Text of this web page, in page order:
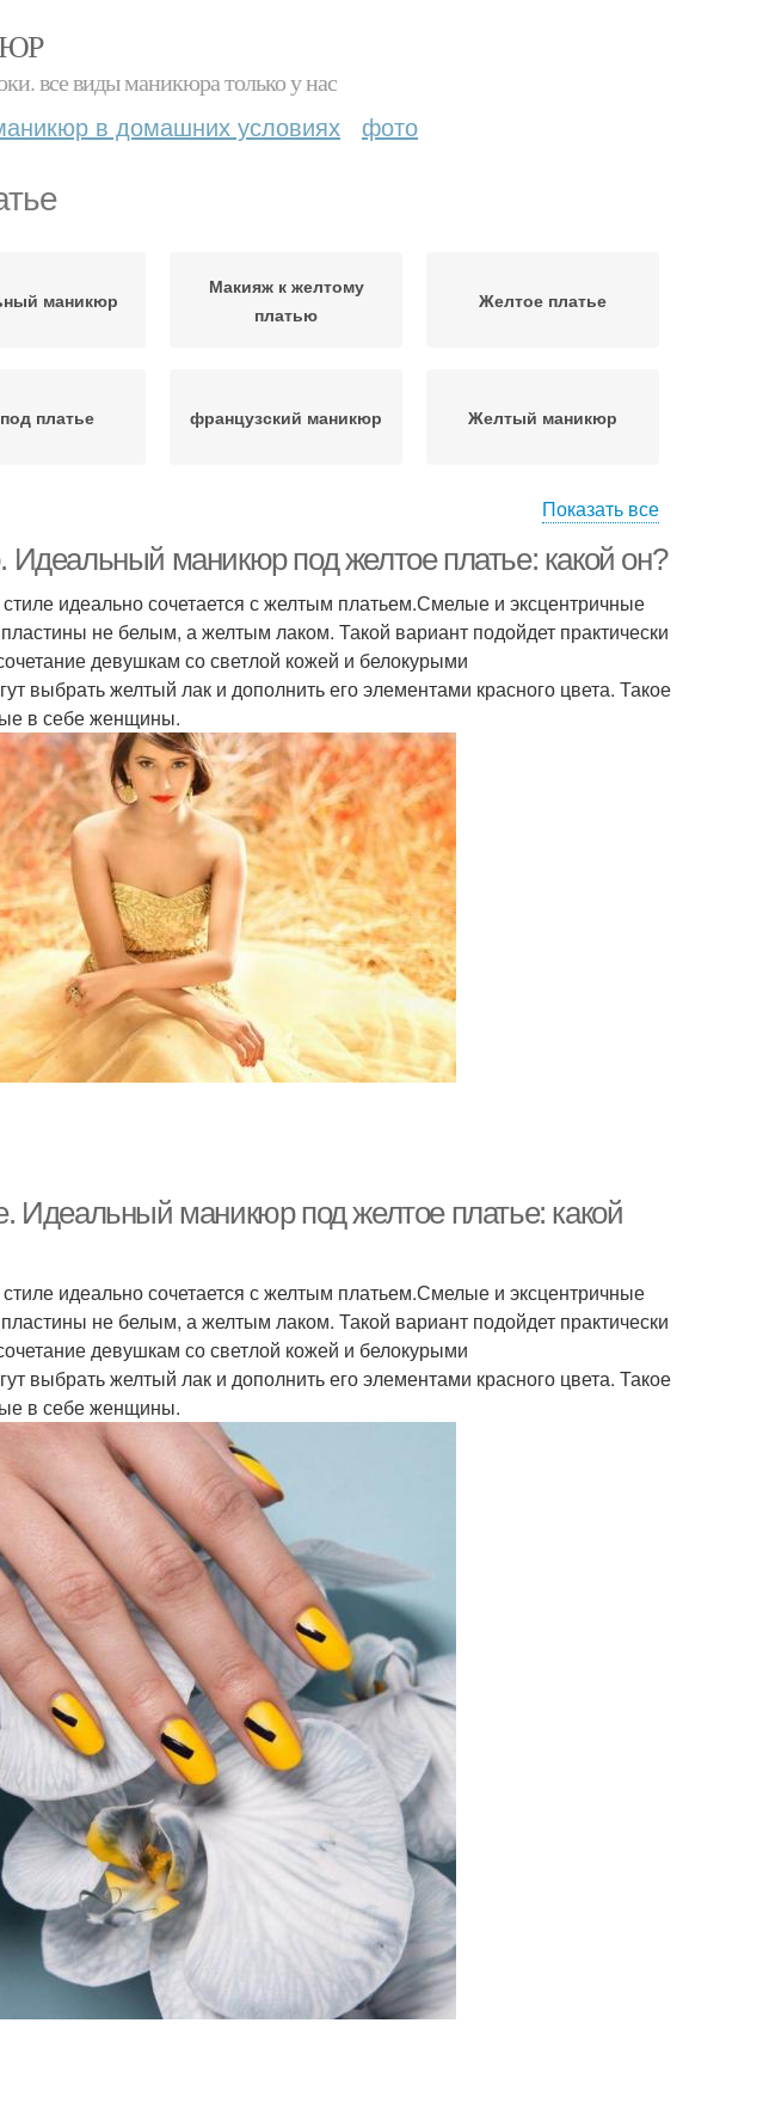
все виды маникюра только у нас
в домашних условиях фото
маникюр
Макияж к желтому
платью
Желтое платье
платье французский маникюр Желтый маникюр
платью
Маникюр под молочное
платье
Показать все
маникюр под желтое платье: какой он?
идеально сочетается с желтым платьем.Смелые и эксцентричные
не белым, а желтым лаком. Такой вариант подойдет практически
девушкам со светлой кожей и белокурыми
выбрать желтый лак и дополнить его элементами красного цвета. Такое
в себе женщины.
Идеальный маникюр под желтое платье: какой
идеально сочетается с желтым платьем.Смелые и эксцентричные
не белым, а желтым лаком. Такой вариант подойдет практически
девушкам со светлой кожей и белокурыми
выбрать желтый лак и дополнить его элементами красного цвета. Такое
в себе женщины.